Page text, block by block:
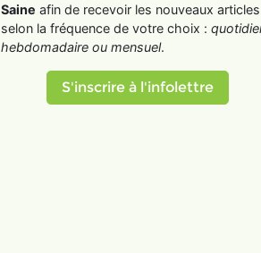
Saine afin de recevoir les nouveaux articles
selon la fréquence de votre choix :
hebdomadaire ou mensuel.
S'inscrire à l'infolettre